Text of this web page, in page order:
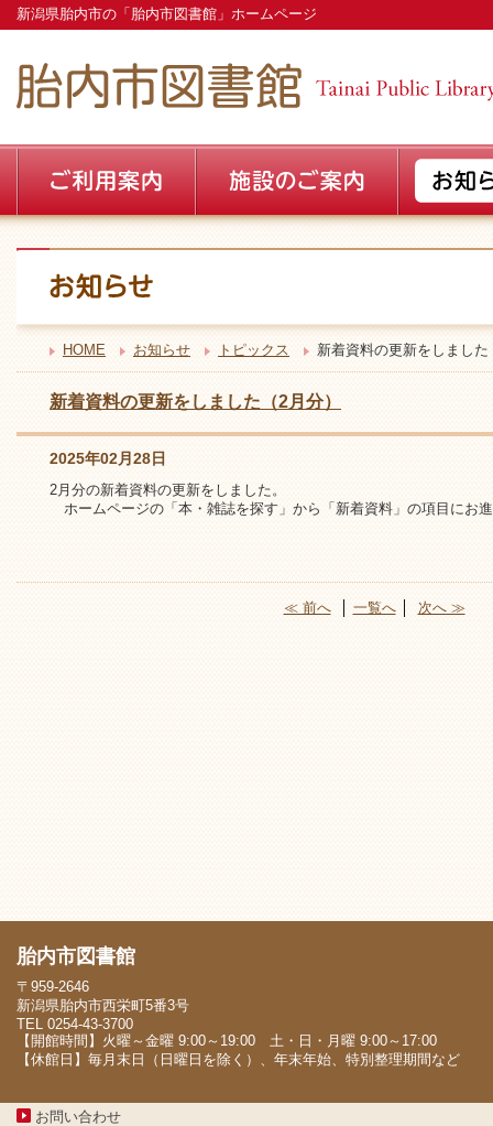
新潟県胎内市の「胎内市図書館」ホームページ
HOME お知らせ トピックス 新着資料の更新をしました
新着資料の更新をしました（2月分）
2025年02月28日
2月分の新着資料の更新をしました。
ホームページの「本・雑誌を探す」から「新着資料」の項目にお
≪ 前へ│ 一覧へ│ 次へ ≫
胎内市図書館
〒959-2646
新潟県胎内市西栄町5番3号
TEL 0254-43-3700
【開館時間】火曜～金曜 9:00～19:00 土・日・月曜 9:00～17:00
【休館日】毎月末日（日曜日を除く）、年末年始、特別整理期間など
お問い合わせ